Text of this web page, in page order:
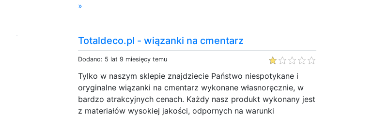
»
Totaldeco.pl - wiązanki na cmentarz
Dodano: 5 lat 9 miesięcy temu
Tylko w naszym sklepie znajdziecie Państwo niespotykane i
oryginalne wiązanki na cmentarz wykonane własnoręcznie, w
bardzo atrakcyjnych cenach. Każdy nasz produkt wykonany jest
z materiałów wysokiej jakości, odpornych na warunki